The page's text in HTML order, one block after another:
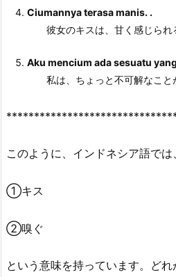
Ciumannyaterasa manis. .
彼女のキスは、甘く感じられ
Aku mencium ada sesuatu
私は、ちょっと不可解なこと
このように、インドネシア語では、
①キス
②嗅ぐ
という意味を持っています。ど